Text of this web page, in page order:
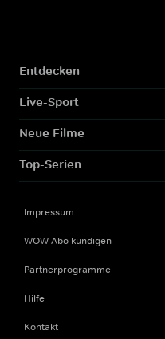
Entdecken
Live-Sport
Neue Filme
Top-Serien
Impressum
WOW Abo kündigen
Partnerprogramme
Hilfe
Kontakt